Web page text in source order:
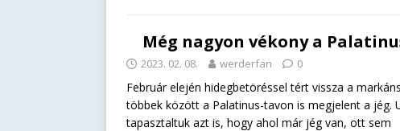
Még nagyon vékony a
2023. 02. 08. werderfan 0
Február elején hidegbetöréssel tért vissza a
többek között a Palatinus-tavon is megjelent a jég.
tapasztaltuk azt is, hogy ahol már jég van, ott sem